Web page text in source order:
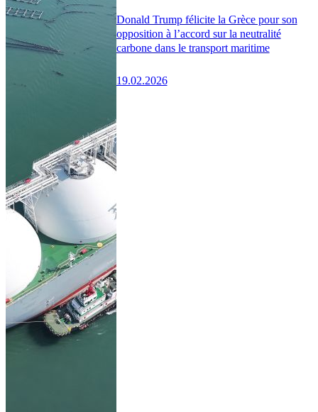
Donald Trump félicite la Grèce pour son
opposition à l’accord sur la neutralité
carbone dans le transport maritime
19.02.2026